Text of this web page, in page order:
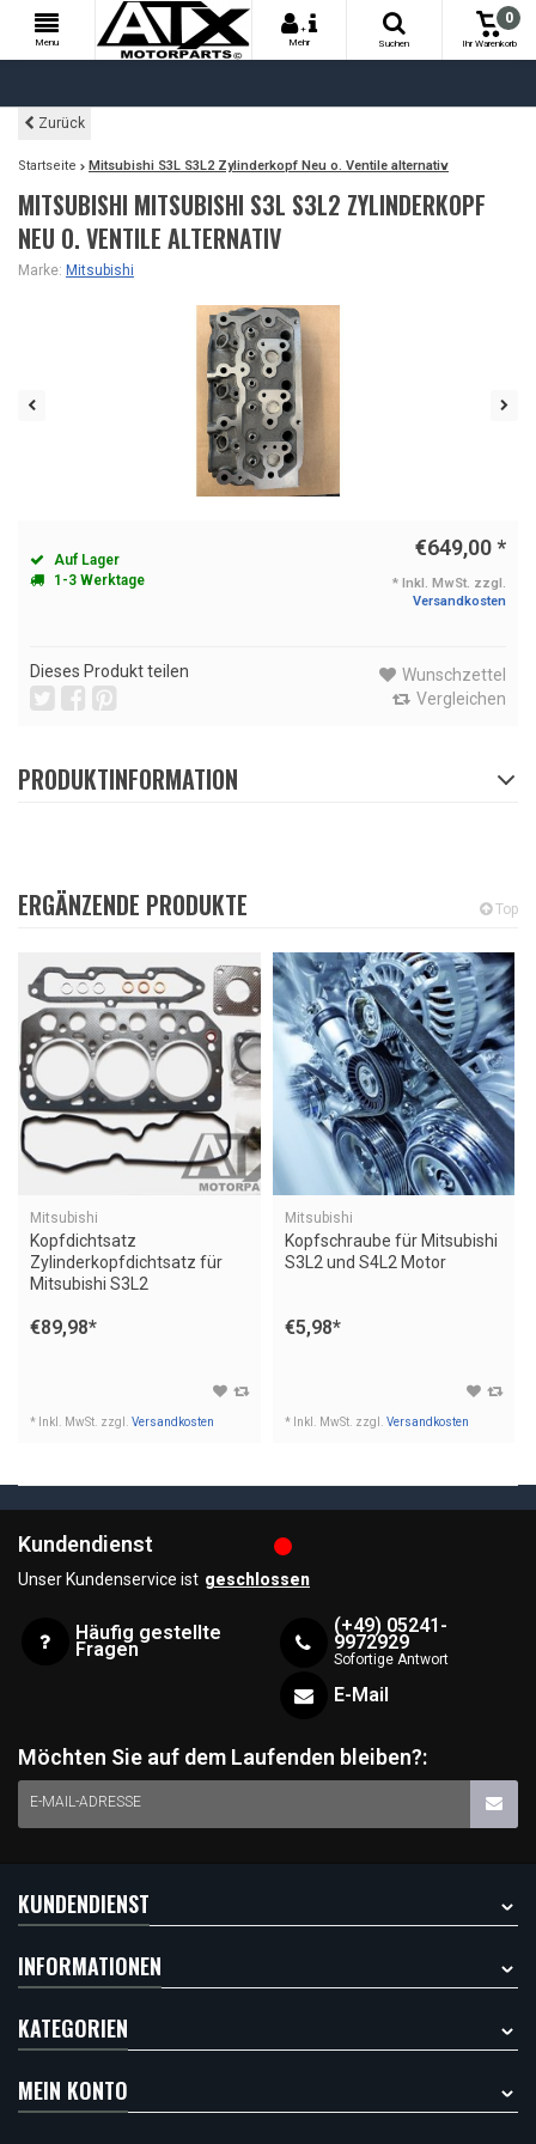
Menu
+
Mehr
Suchen
0
Ihr Warenkorb
Zurück
Startseite Mitsubishi S3L S3L2 Zylinderkopf Neu o. Ventile alternativ
MITSUBISHI MITSUBISHI S3L S3L2 ZYLINDERKOPF
NEU O. VENTILE ALTERNATIV
Marke: Mitsubishi
Auf Lager
1-3 Werktage
€649,00*
* Inkl. MwSt. zzgl.
Versandkosten
Dieses Produkt teilen
Wunschzettel
Vergleichen
PRODUKTINFORMATION
ERGÄNZENDE PRODUKTE Top
Mitsubishi
Kopfdichtsatz
Zylinderkopfdichtsatz für
Mitsubishi S3L2
€89,98*
* Inkl. MwSt. zzgl. Versandkosten
Mitsubishi
Kopfschraube für Mitsubishi
S3L2 und S4L2 Motor
€5,98*
* Inkl. MwSt. zzgl. Versandkosten
Kundendienst
Unser Kundenservice ist geschlossen
Häufig gestellte
Fragen
(+49) 05241-
9972929
Sofortige Antwort
E-Mail
Möchten Sie auf dem Laufenden bleiben?:
E-MAIL-ADRESSE
KUNDENDIENST
INFORMATIONEN
KATEGORIEN
MEIN KONTO